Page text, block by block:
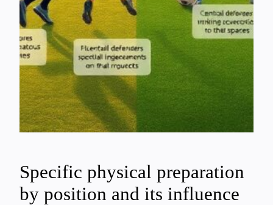
Specific physical preparation
by position and its influence